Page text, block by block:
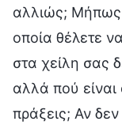
αλλιώς; Μήπως
οποία θέλετε
στα χείλη σας
αλλά πού είναι
πράξεις; Αν